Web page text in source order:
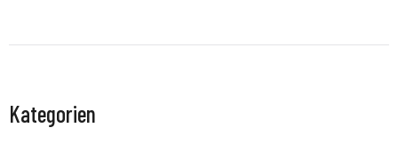
Kategorien